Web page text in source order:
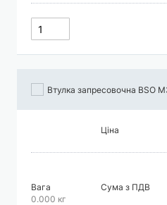
Втулка запресовочна BSO
Ціна
Вага
0.000 кг
Сума з ПДВ